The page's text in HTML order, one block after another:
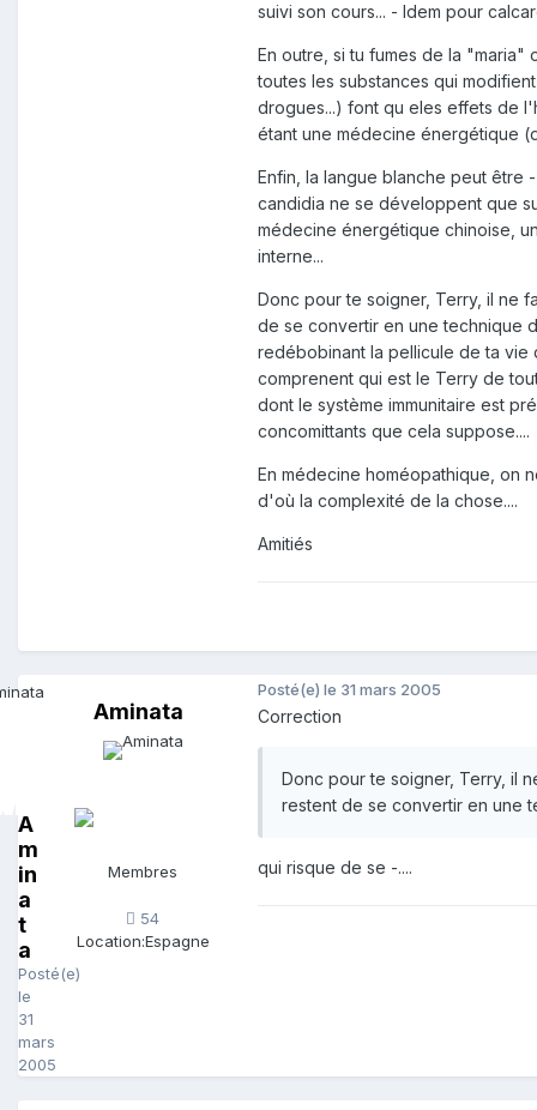
suivi son cours... - Idem pour
En outre, si tu fumes de la "maria"
toutes les substances qui
drogues...) font qu eles effets de
étant une médecine énergétique
Enfin, la langue blanche peut être
candidia ne se développent que
médecine énergétique chinoise,
interne...
Donc pour te soigner, Terry, il ne
de se convertir en une technique
redébobinant la pellicule de ta vie
comprenent qui est le Terry de
dont le système immunitaire est
concomittants que cela suppose....
En médecine homéopathique, on
d'où la complexité de la chose....
Amitiés
A
m
in
a
t
a
Posté(e)
le
31
mars
2005
Aminata
Membres
54
Location:Espagne
Posté(e) le 31 mars 2005
Correction
Donc pour te soigner, Terry, il
restent de se convertir en une
qui risque de se -....